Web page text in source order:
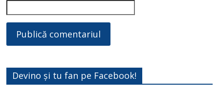
Devino și tu fan pe Facebook!